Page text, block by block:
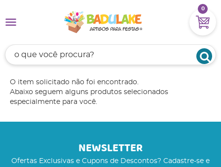
0
O item solicitado não foi encontrado.
Abaixo seguem alguns produtos selecionados
especialmente para você.
NEWSLETTER
Ofertas Exclusivas e Cupons de Descontos? Cadastre-se e